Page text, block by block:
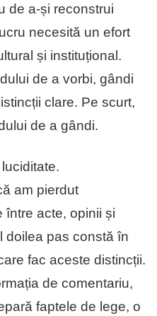
de a-și reconstrui
necesită un efort
și instituțional.
de a vorbi, gândi
clare. Pe scurt,
de a gândi.
am pierdut
între acte, opinii și
doilea pas constă în
fac aceste distincții.
de comentariu,
faptele de lege, o